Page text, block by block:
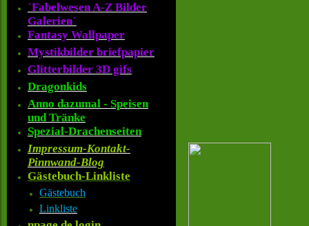
´Fabelwesen A-Z Bilder
Galerien´
Fantasy Wallpaper
Mystikbilder briefpapier
Glitterbilder 3D gifs
Dragonkids
Anno dazumal - Speisen
und Tränke
Spezial-Drachenseiten
Impressum-Kontakt-
Pinnwand-Blog
Gästebuch-Linkliste
Gästebuch
Linkliste